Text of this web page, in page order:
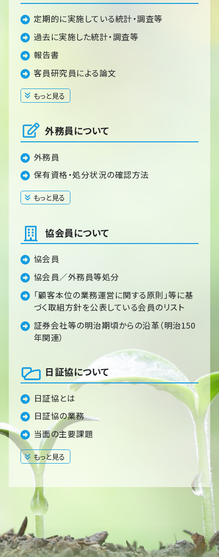
定期的に実施している統計・調査等
過去に実施した統計・調査等
報告書
客員研究員による論文
もっと見る
閉じる
外務員について
外務員
保有資格・処分状況の確認方法
もっと見る
閉じる
協会員について
協会員
協会員／外務員等処分
「顧客本位の業務運営に関する原則」等に基
づく取組方針を公表している会員のリスト
証券会社等の明治期頃からの沿革（明治150
年関連）
日証協について
日証協とは
日証協の業務
当面の主要課題
もっと見る
閉じる